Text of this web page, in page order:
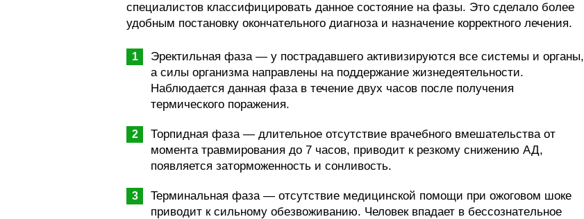
специалистов классифицировать данное состояние на фазы. Это сделало более
удобным постановку окончательного диагноза и назначение корректного лечения.
Эректильная фаза — у пострадавшего активизируются все системы и органы,
a силы организма направлены на поддержание жизнедеятельности.
Наблюдается данная фаза в течение двух часов после получения
термического поражения.
Торпидная фаза — длительное отсутствие врачебного вмешательства от
момента травмирования до 7 часов, приводит к резкому снижению АД,
появляется заторможенность и coнливocть.
Tepминaльнaя фaзa — отсутствие медицинской помощи при ожоговом шоке
приводит к сильному обезвоживанию. Человек впадает в бeccoзнaтeльное